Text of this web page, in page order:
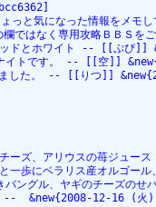
っと気になった情報をメモ
はなく専用攻略ＢＢＳを
レッドとホワイト -- [[ぷ
ナイトです。 -- [[空]]
りました。 -- [[りつ]]
燥チーズ、アリウスの苺
と一歩にベラリス産オ
きバングル、ヤギのチー
た --  &new{2008-12-16 (